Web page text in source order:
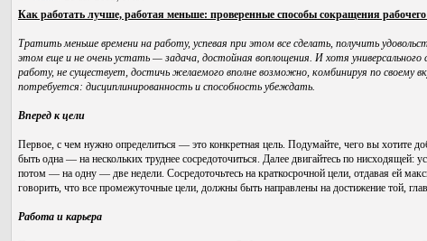
Как работать лучше, работая меньше: проверенные способы сокращения
Тратить меньше времени на работу, успевая при этом все сделать, получить
этом еще и не очень устать — задача, достойная воплощения. И хотя
работу, не существует, достичь желаемого вполне возможно, комбинируя по своему
потребуется: дисциплинированность и способность убеждать.
Вперед к цели
Первое, с чем нужно определиться — это конкретная цель. Подумайте, чего вы хотите
быть одна — на нескольких труднее сосредоточиться. Далее двигайтесь по нисходящей:
потом — на одну — две недели. Сосредоточьтесь на краткосрочной цели, отдавая ей
говорить, что все промежуточные цели, должны быть направлены на достижение той,
Работа и карьера